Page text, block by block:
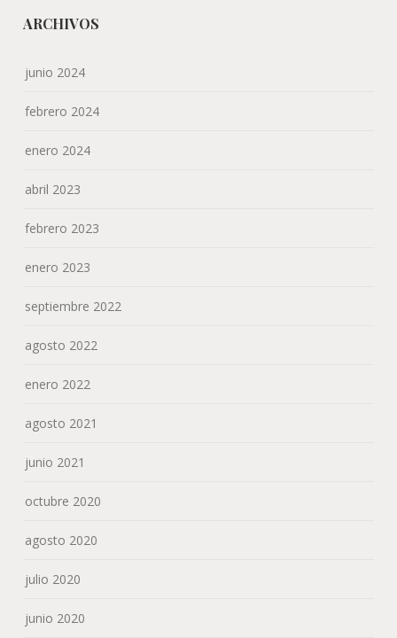
ARCHIVOS
junio 2024
febrero 2024
enero 2024
abril 2023
febrero 2023
enero 2023
septiembre 2022
agosto 2022
enero 2022
agosto 2021
junio 2021
octubre 2020
agosto 2020
julio 2020
junio 2020